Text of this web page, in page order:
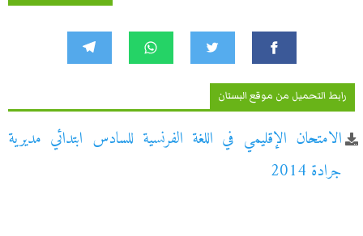
رابط التحميل من موقع البستان
الامتحان الإقليمي في اللغة الفرنسية للسادس ابتدائي مديرية
جرادة 2014